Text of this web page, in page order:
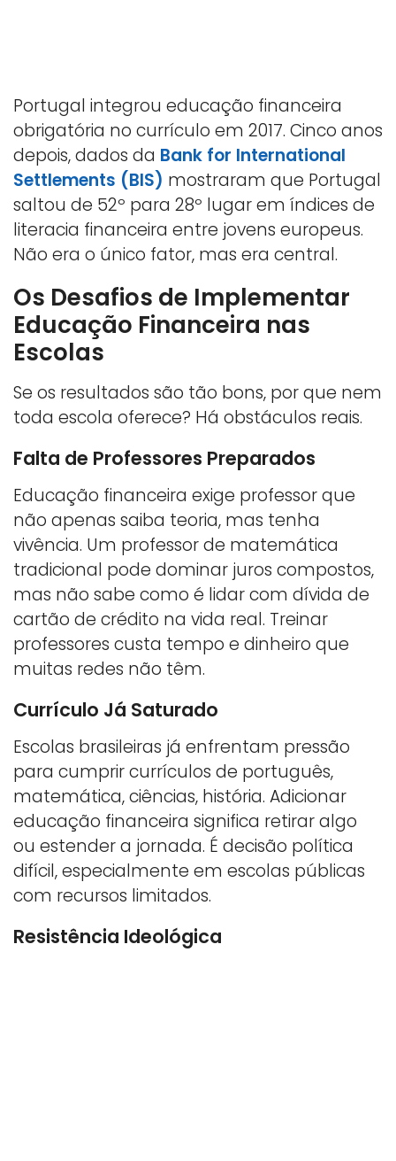
Portugal integrou educação financeira
obrigatória no currículo em 2017. Cinco anos
depois, dados da Bank for International
Settlements (BIS) mostraram que Portugal
saltou de 52º para 28º lugar em índices de
literacia financeira entre jovens europeus.
Não era o único fator, mas era central.
Os Desafios de Implementar
Educação Financeira nas
Escolas
Se os resultados são tão bons, por que nem
toda escola oferece? Há obstáculos reais.
Falta de Professores Preparados
Educação financeira exige professor que
não apenas saiba teoria, mas tenha
vivência. Um professor de matemática
tradicional pode dominar juros compostos,
mas não sabe como é lidar com dívida de
cartão de crédito na vida real. Treinar
professores custa tempo e dinheiro que
muitas redes não têm.
Currículo Já Saturado
Escolas brasileiras já enfrentam pressão
para cumprir currículos de português,
matemática, ciências, história. Adicionar
educação financeira significa retirar algo
ou estender a jornada. É decisão política
difícil, especialmente em escolas públicas
com recursos limitados.
Resistência Ideológica